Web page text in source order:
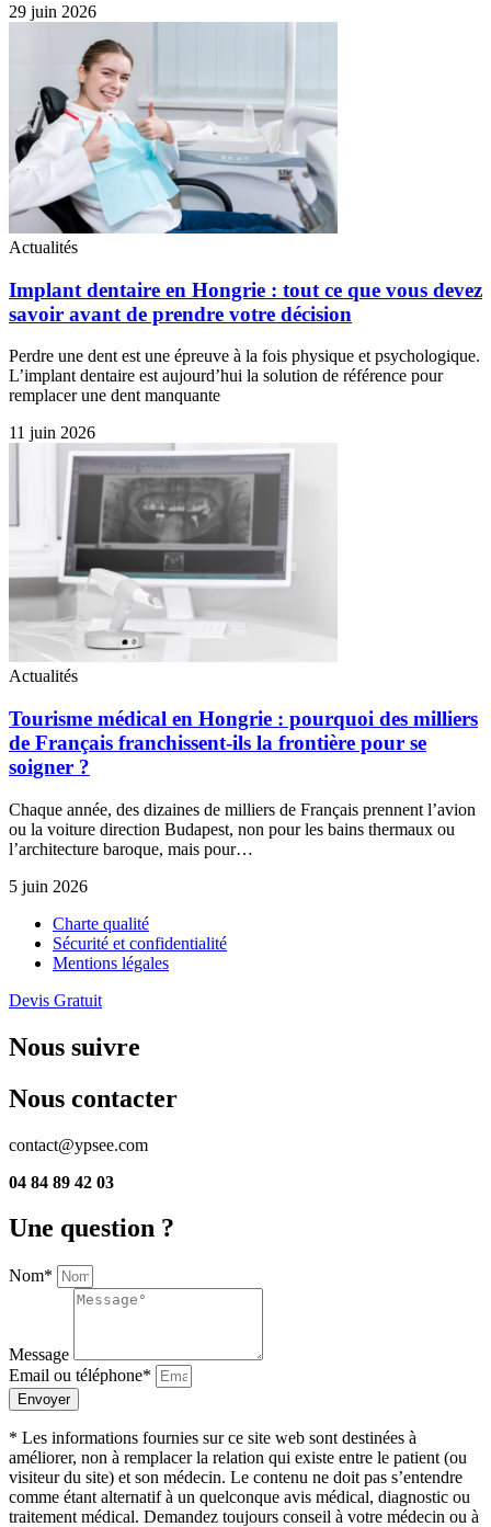
29 juin 2026
Actualités
Implant dentaire en Hongrie : tout ce que vous devez
savoir avant de prendre votre décision
Perdre une dent est une épreuve à la fois physique et psychologique.
L’implant dentaire est aujourd’hui la solution de référence pour
remplacer une dent manquante
11 juin 2026
Actualités
Tourisme médical en Hongrie : pourquoi des milliers
de Français franchissent-ils la frontière pour se
soigner ?
Chaque année, des dizaines de milliers de Français prennent l’avion
ou la voiture direction Budapest, non pour les bains thermaux ou
l’architecture baroque, mais pour…
5 juin 2026
Charte qualité
Sécurité et confidentialité
Mentions légales
Devis Gratuit
Nous suivre
Nous contacter
contact@ypsee.com
04 84 89 42 03
Une question ?
Nom*
Message
Email ou téléphone*
Envoyer
* Les informations fournies sur ce site web sont destinées à
améliorer, non à remplacer la relation qui existe entre le patient (ou
visiteur du site) et son médecin. Le contenu ne doit pas s’entendre
comme étant alternatif à un quelconque avis médical, diagnostic ou
traitement médical. Demandez toujours conseil à votre médecin ou à